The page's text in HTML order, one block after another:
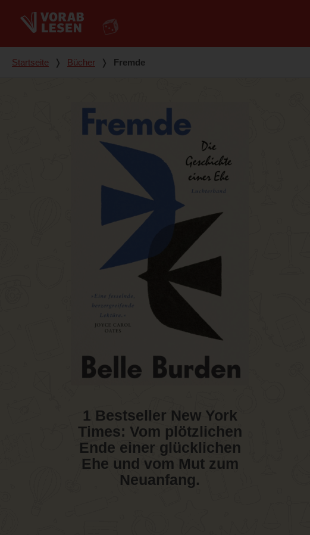
Du bist hier
Startseite ❭ Bücher ❭ Fremde
1 Bestseller New York
Times: Vom plötzlichen
Ende einer glücklichen
Ehe und vom Mut zum
Neuanfang.